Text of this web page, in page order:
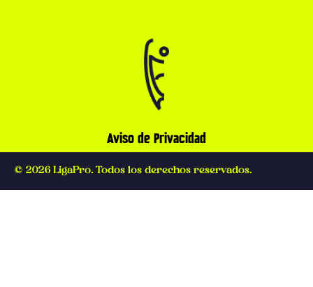
Aviso de Privacidad
© 2026 LigaPro. Todos los derechos reservados.